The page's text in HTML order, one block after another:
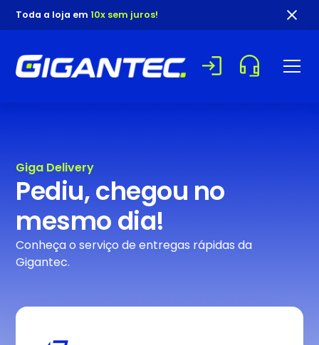
Toda a loja em 10x sem juros!
Giga Delivery
Pediu, chegou no
mesmo dia!
Conheça o serviço de entregas rápidas da
Gigantec.